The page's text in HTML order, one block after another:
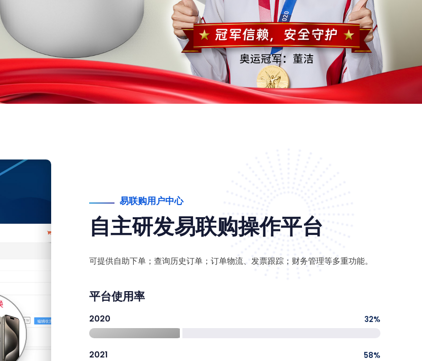
易联购用户中心
自主研发易联购操作平台
可提供自助下单；查询历史订单；订单物流、发票跟踪；财务管理等多重功能。
平台使用率
2020 32%
2021 58%